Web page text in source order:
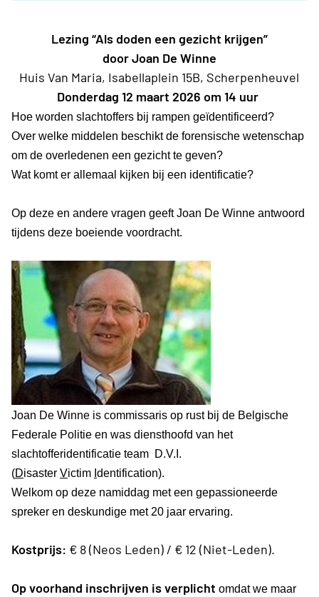
Lezing “Als doden een gezicht krijgen”
door Joan De Winne
Huis Van Maria, Isabellaplein 15B, Scherpenheuvel
Donderdag 12 maart 2026 om 14 uur
Hoe worden slachtoffers bij rampen geïdentificeerd?
Over welke middelen beschikt de forensische wetenschap
om de overledenen een gezicht te geven?
Wat komt er allemaal kijken bij een identificatie?
Op deze en andere vragen geeft Joan De Winne antwoord
tijdens deze boeiende voordracht.
Joan De Winne is commissaris op rust bij de Belgische
Federale Politie en was diensthoofd van het
slachtofferidentificatie team D.V.I.
(Disaster Victim dentification).
Welkom op deze namiddag met een gepassioneerde
spreker en deskundige met 20 jaar ervaring.
Kostprijs: € 8 (Neos Leden) / € 12 (Niet-Leden).
Op voorhand inschrijven is verplicht omdat we maar